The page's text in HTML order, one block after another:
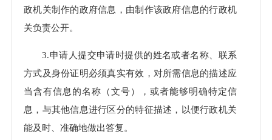
政机关制作的政府信息，由制作该政府信息的行政机
关负责公开。
3.申请人提交申请时提供的姓名或者名称、联系
方式及身份证明必须真实有效，对所需信息的描述应
当含有信息的名称（文号），或者能够明确特定信
息，与其他信息进行区分的特征描述，以便行政机关
能及时、准确地做出答复。